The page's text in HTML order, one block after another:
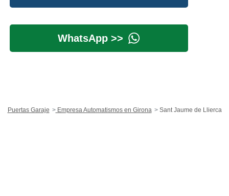
WhatsApp >>
Puertas Garaje Empresa Automatismos en Girona Sant Jaume de Llierca